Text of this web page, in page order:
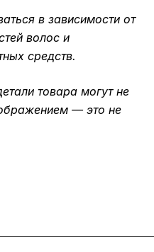
в зависимости от
волос и
средств.
товара могут не
— это не